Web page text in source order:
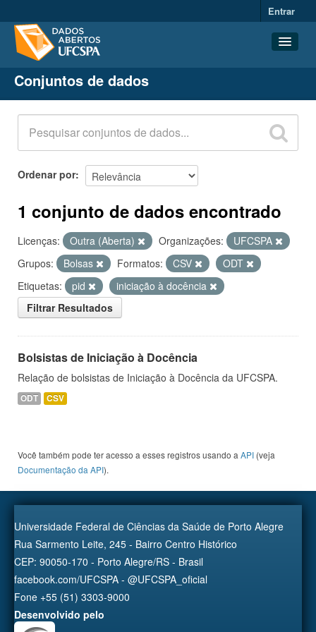
Entrar
Conjuntos de dados
Organizações
Grupos
Sobre
Conjuntos de dados
Ordenar por
1 conjunto de dados encontrado
Licenças: Outra (Aberta) Organizações:
UFCSPA
Grupos:
Bolsas Formatos: CSV
ODT
Etiquetas:
pid
iniciação à docência
Filtrar Resultados
Bolsistas de Iniciação à Docência
Relação de bolsistas de Iniciação à Docência da UFCSPA.
ODT CSV
Você também pode ter acesso a esses registros usando a API (veja
Documentação da API).
Universidade Federal de Ciências da Saúde de Porto Alegre
Rua Sarmento Leite, 245 - Bairro Centro Histórico
CEP: 90050-170 - Porto Alegre/RS - Brasil
facebook.com/UFCSPA - @UFCSPA_oficial
Fone +55 (51) 3303-9000
Desenvolvido pelo